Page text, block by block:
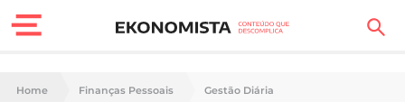
Finanças Pessoais
Home Finanças Pessoais Gestão Diária